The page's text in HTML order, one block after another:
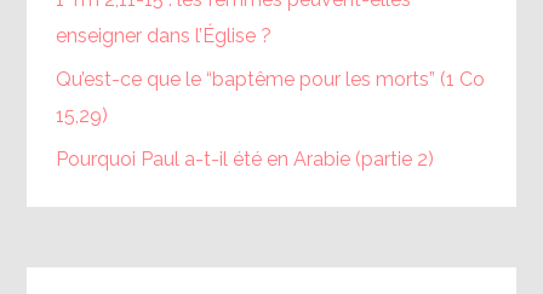
enseigner dans l’Église ?
Qu’est-ce que le “baptême pour les morts” (1 Co
15,29)
Pourquoi Paul a-t-il été en Arabie (partie 2)